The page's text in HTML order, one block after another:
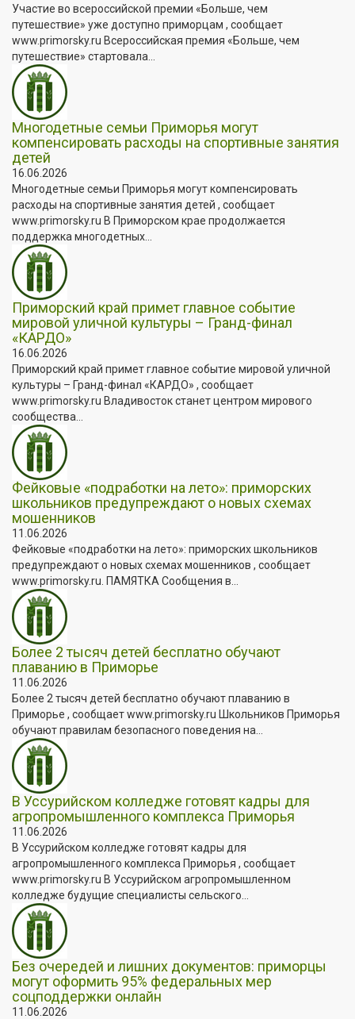
Участие во всероссийской премии «Больше, чем
путешествие» уже доступно приморцам , сообщает
www.primorsky.ru Всероссийская премия «Больше, чем
путешествие» стартовала...
Многодетные семьи Приморья могут
компенсировать расходы на спортивные занятия
детей
16.06.2026
Многодетные семьи Приморья могут компенсировать
расходы на спортивные занятия детей , сообщает
www.primorsky.ru В Приморском крае продолжается
поддержка многодетных...
Приморский край примет главное событие
мировой уличной культуры – Гранд-финал
«КАРДО»
16.06.2026
Приморский край примет главное событие мировой уличной
культуры – Гранд-финал «КАРДО» , сообщает
www.primorsky.ru Владивосток станет центром мирового
сообщества...
Фейковые «подработки на лето»: приморских
школьников предупреждают о новых схемах
мошенников
11.06.2026
Фейковые «подработки на лето»: приморских школьников
предупреждают о новых схемах мошенников , сообщает
www.primorsky.ru. ПАМЯТКА Сообщения в...
Более 2 тысяч детей бесплатно обучают
плаванию в Приморье
11.06.2026
Более 2 тысяч детей бесплатно обучают плаванию в
Приморье , сообщает www.primorsky.ru Школьников Приморья
обучают правилам безопасного поведения на...
В Уссурийском колледже готовят кадры для
агропромышленного комплекса Приморья
11.06.2026
В Уссурийском колледже готовят кадры для
агропромышленного комплекса Приморья , сообщает
www.primorsky.ru В Уссурийском агропромышленном
колледже будущие специалисты сельского...
Без очередей и лишних документов: приморцы
могут оформить 95% федеральных мер
соцподдержки онлайн
11.06.2026